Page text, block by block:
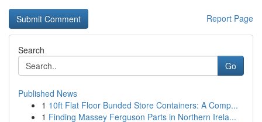
Report Page
Search
Go
Published News
1 10ft Flat Floor Bunded Store Containers: A Comp...
1 Finding Massey Ferguson Parts in Northern Irela...